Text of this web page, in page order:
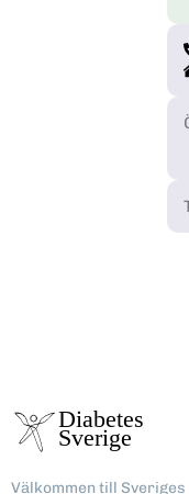
Välkommen till Sveriges